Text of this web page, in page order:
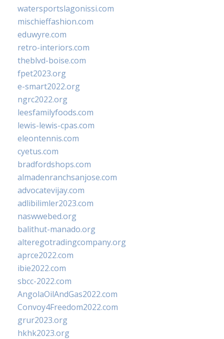
watersportslagonissi.com
mischieffashion.com
eduwyre.com
retro-interiors.com
theblvd-boise.com
fpet2023.org
e-smart2022.org
ngrc2022.org
leesfamilyfoods.com
lewis-lewis-cpas.com
eleontennis.com
cyetus.com
bradfordshops.com
almadenranchsanjose.com
advocatevijay.com
adlibilimler2023.com
naswwebed.org
balithut-manado.org
alteregotradingcompany.org
aprce2022.com
ibie2022.com
sbcc-2022.com
AngolaOilAndGas2022.com
Convoy4Freedom2022.com
grur2023.org
hkhk2023.org